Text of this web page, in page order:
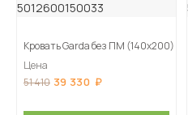
Кровать Garda без ПМ (140х200)
Цена
51 410 39 330